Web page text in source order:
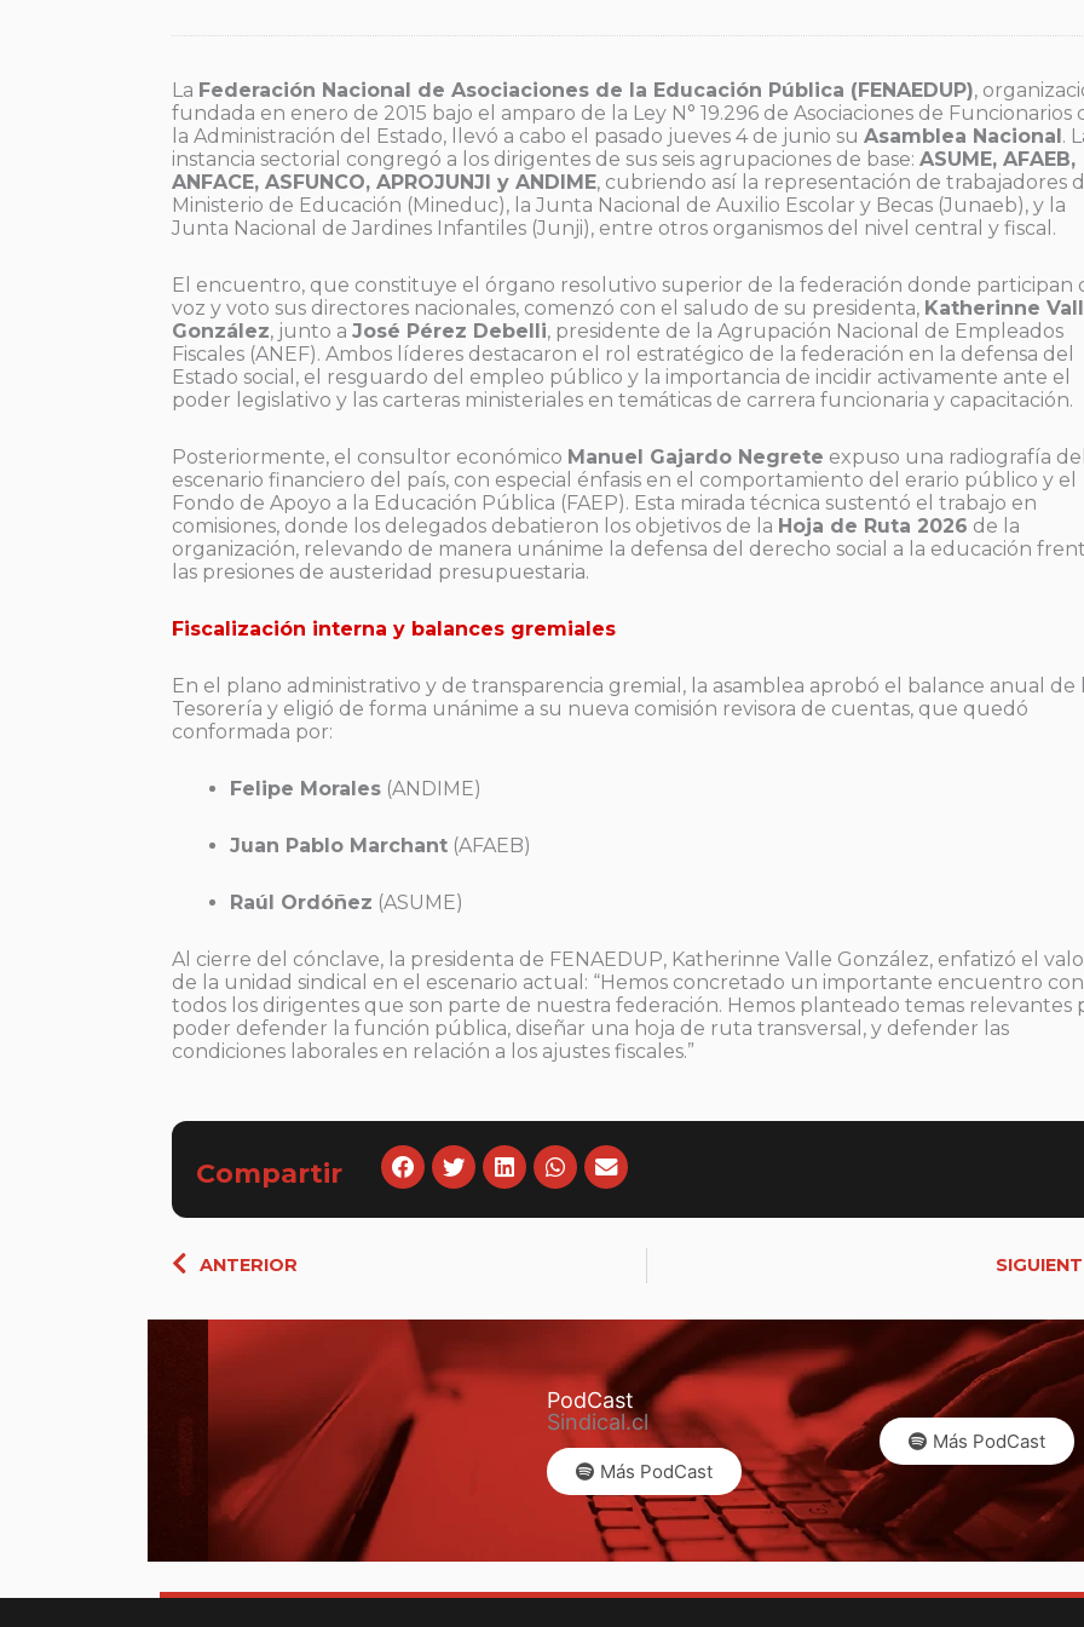
La Federación Nacional de Asociaciones de la Educación Pública (FENAEDUP),
fundada en enero de 2015 bajo el amparo de la Ley N° 19.296 de Asociaciones de Funcionarios
la Administración del Estado, llevó a cabo el pasado jueves 4 de junio su Asamblea Nacional.
instancia sectorial congregó a los dirigentes de sus seis agrupaciones de base: ASUME, AFAEB,
ANFACE, ASFUNCO, APROJUNJI y ANDIME, cubriendo así la representación de trabajadores
Ministerio de Educación (Mineduc), la Junta Nacional de Auxilio Escolar y Becas (Junaeb), y la
Junta Nacional de Jardines Infantiles (Junji), entre otros organismos del nivel central y fiscal.
El encuentro, que constituye el órgano resolutivo superior de la federación donde participan
voz y voto sus directores nacionales, comenzó con el saludo de su presidenta, Katherinne
González, junto a José Pérez Debelli, presidente de la Agrupación Nacional de Empleados
Fiscales (ANEF). Ambos líderes destacaron el rol estratégico de la federación en la defensa del
Estado social, el resguardo del empleo público y la importancia de incidir activamente ante el
poder legislativo y las carteras ministeriales en temáticas de carrera funcionaria y capacitación.
Posteriormente, el consultor económico Manuel Gajardo Negrete expuso una radiografía del
escenario financiero del país, con especial énfasis en el comportamiento del erario público y el
Fondo de Apoyo a la Educación Pública (FAEP). Esta mirada técnica sustentó el trabajo en
comisiones, donde los delegados debatieron los objetivos de la Hoja de Ruta 2026 de la
organización, relevando de manera unánime la defensa del derecho social a la educación
las presiones de austeridad presupuestaria.
Fiscalización interna y balances gremiales
En el plano administrativo y de transparencia gremial, la asamblea aprobó el balance anual de
Tesorería y eligió de forma unánime a su nueva comisión revisora de cuentas, que quedó
conformada por:
Felipe Morales (ANDIME)
Juan Pablo Marchant (AFAEB)
Raúl Ordóñez (ASUME)
Al cierre del cónclave, la presidenta de FENAEDUP, Katherinne Valle González, enfatizó el
de la unidad sindical en el escenario actual: “Hemos concretado un importante encuentro con
todos los dirigentes que son parte de nuestra federación. Hemos planteado temas relevantes
poder defender la función pública, diseñar una hoja de ruta transversal, y defender las
condiciones laborales en relación a los ajustes fiscales.”
Compartir
ANTERIOR
PodCast
Sindical.cl
Más PodCast
Más PodCast